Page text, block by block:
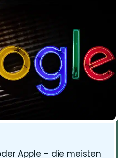
Apple – die meisten